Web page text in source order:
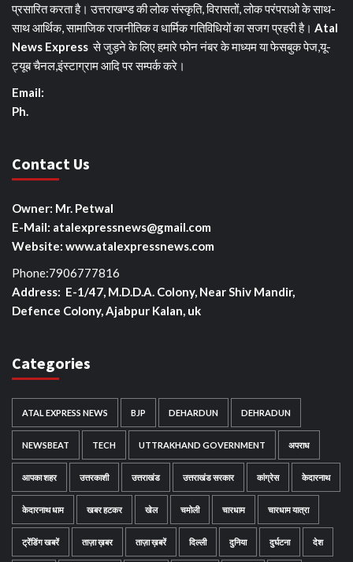
प्रसारित करता है। उत्तराखण्ड की लोक संस्कृति, विरासतों, लोक परंपराओ के साथ-
साथ आर्थिक, सामाजिक राजनीतिक व धार्मिक गतिविधियों का सजग प्रहरी है। Atal
News Express से जुड़ने के लिए हमारे फोन नंबर के माध्यम या फेसबुक पेज,यू-
ट्यूब चैनल,इंस्टाग्राम आदि पर सम्पर्क करे।
Email:
Ph.
Contact Us
Owner: Mr. Petwal
E-Mail: atalexpressnews@gmail.com
Website: www.atalexpressnews.com
Phone:7906777816
Address: E-1/47, M.D.D.A. Colony, Near Shiv Mandir,
Defence Colony, Ajabpur Kalan, uk
Categories
ATAL EXPRESS NEWS BJP DEHARDUN DEHRADUN
NEWSBEAT TECH UTTRAKHAND GOVERNMENT अपराध
आपका शहर उत्तरकाशी उत्तराखंड उत्तराखंड सरकार कांग्रेस केदारनाथ
केदारनाथ धाम खबर हटकर खेल चमोली चारधाम चारधाम यात्रा
ट्रेंडिंग खबरें ताज़ा ख़बर ताज़ा ख़बरें दिल्ली दुनिया दुर्घटना देश